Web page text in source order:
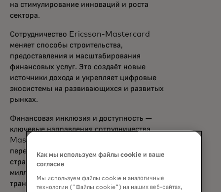
на стимулирование инноваций и роста
сектора.
Сотрудничество Ericsson-Mastercard
меняет способы строительства,
предоставления и масштабирования
финансовых услуг. Это создаёт новые
источники дохода и укрепляет цифровые
экосистемы на развивающихся и развитых
рынках.
Финансовая инклюзия и доступность —
ключевые направления сотрудничества.
Mastercard Move позволяет осуществлять
перемещение денег более чем в 200
странах и территориях, соединяя более 17
миллиардов конечных точек и поддерживая
транзакции в 150 валютах.
Как мы используем файлы cookie и ваше
согласие
Мы используем файлы cookie и аналогичные
технологии ("Файлы cookie") на наших веб-сайтах,